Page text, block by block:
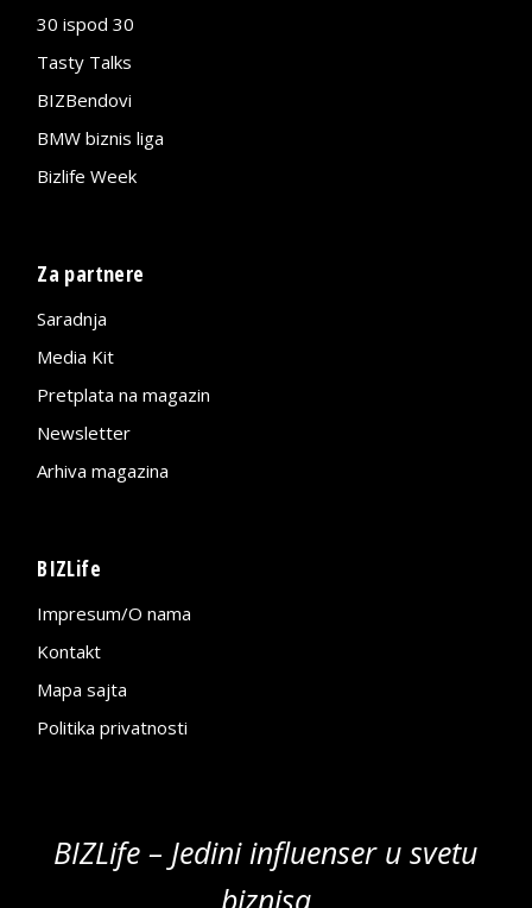
30 ispod 30
Tasty Talks
BIZBendovi
BMW biznis liga
Bizlife Week
Za partnere
Saradnja
Media Kit
Pretplata na magazin
Newsletter
Arhiva magazina
BIZLife
Impresum/O nama
Kontakt
Mapa sajta
Politika privatnosti
BIZLife – Jedini influenser u svetu